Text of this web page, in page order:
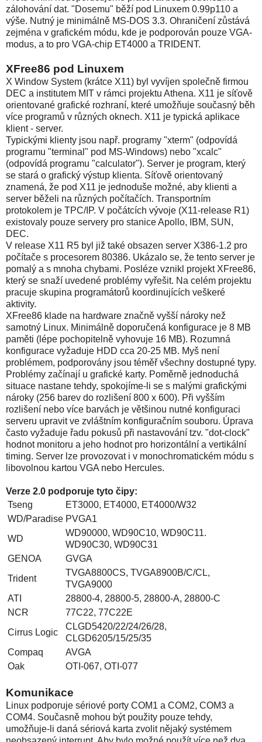
zálohování dat. "Dosemu" běží pod Linuxem 0.99p110 a
výše. Nutný je minimálně MS-DOS 3.3. Ohraničení zůstává
zejména v grafickém módu, kde je podporován pouze VGA-
modus, a to pro VGA-chip ET4000 a TRIDENT.
XFree86 pod Linuxem
X Window System (krátce X11) byl vyvíjen společně firmou
DEC a institutem MIT v rámci projektu Athena. X11 je síťově
orientované grafické rozhraní, které umožňuje současný běh
více programů v různých oknech. X11 je typická aplikace
klient - server.
Typickými klienty jsou např. programy "xterm" (odpovídá
programu "terminal" pod MS-Windows) nebo "xcalc"
(odpovídá programu "calculator"). Server je program, který
se stará o grafický výstup klienta. Síťově orientovaný
znamená, že pod X11 je jednoduše možné, aby klienti a
server běželi na různých počítačích. Transportním
protokolem je TPC/IP. V počátcích vývoje (X11-release R1)
existovaly pouze servery pro stanice Apollo, IBM, SUN,
DEC.
V release X11 R5 byl již také obsazen server X386-1.2 pro
počítače s procesorem 80386. Ukázalo se, že tento server je
pomalý a s mnoha chybami. Posléze vznikl projekt XFree86,
který se snaží uvedené problémy vyřešit. Na celém projektu
pracuje skupina programátorů koordinujících veškeré
aktivity.
XFree86 klade na hardware značně vyšší nároky než
samotný Linux. Minimálně doporučená konfigurace je 8 MB
paměti (lépe pochopitelně vyhovuje 16 MB). Rozumná
konfigurace vyžaduje HDD cca 20-25 MB. Myš není
problémem, podporovány jsou téměř všechny dostupné typy.
Problémy začínají u grafické karty. Poměrně jednoduchá
situace nastane tehdy, spokojíme-li se s malými grafickými
nároky (256 barev do rozlišení 800 x 600). Při vyšším
rozlišení nebo více barvách je většinou nutné konfiguraci
serveru upravit ve zvláštním konfiguračním souboru. Úprava
často vyžaduje řadu pokusů při nastavování tzv. "dot-clock"
hodnot monitoru a jeho hodnot pro horizontální a vertikální
timing. Server lze provozovat i v monochromatickém módu s
libovolnou kartou VGA nebo Hercules.
Verze 2.0 podporuje tyto čipy:
Tseng
ET3000, ET4000, ET4000/W32
WD/Paradise PVGA1
WD
WD90000, WD90C10, WD90C11.
WD90C30, WD90C31
GENOA
GVGA
Trident
TVGA8800CS, TVGA8900B/C/CL,
TVGA9000
ATI
28800-4, 28800-5, 28800-A, 28800-C
NCR
77C22, 77C22E
Cirrus Logic
CLGD5420/22/24/26/28,
CLGD6205/15/25/35
Compaq
AVGA
Oak
OTI-067, OTI-077
Komunikace
Linux podporuje sériové porty COM1 a COM2, COM3 a
COM4. Současně mohou být použity pouze tehdy,
umožňuje-li daná sériová karta zvolit nějaký systémem